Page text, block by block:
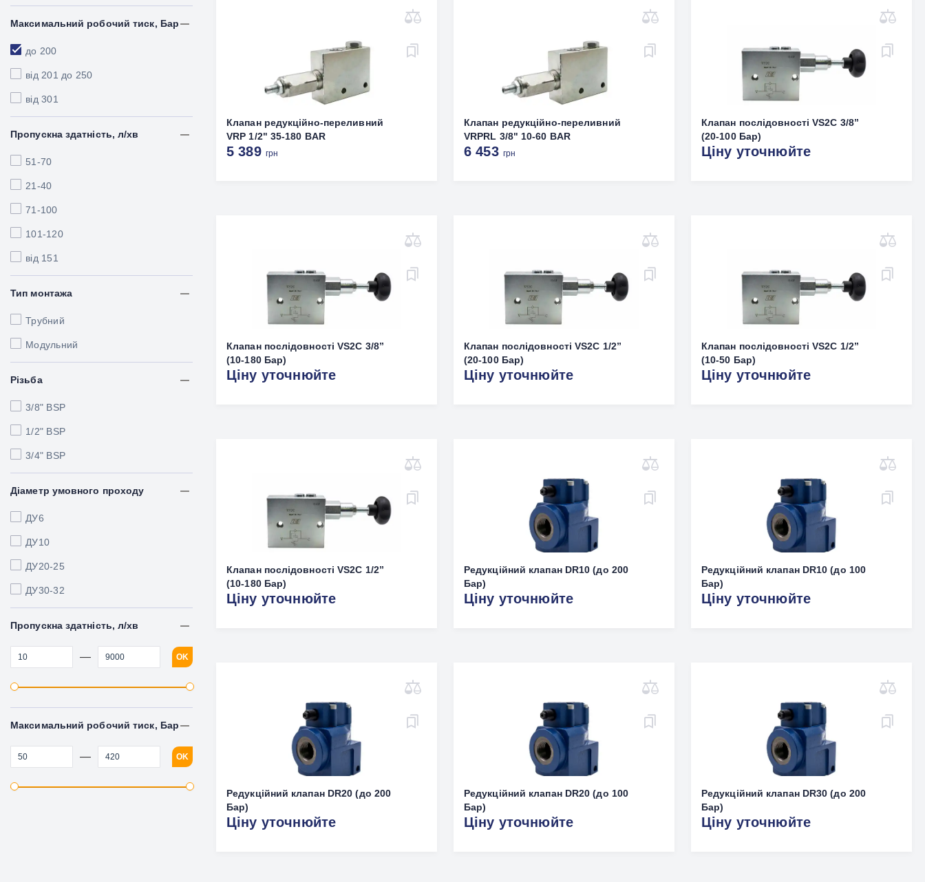
Максимальний робочий тиск, Бар
до 200
від 201 до 250
від 301
Пропускна здатність, л/хв
51-70
21-40
71-100
101-120
від 151
Тип монтажа
Трубний
Модульний
Різьба
3/8" BSP
1/2" BSP
3/4" BSP
Діаметр умовного проходу
ДУ6
ДУ10
ДУ20-25
ДУ30-32
Пропускна здатність, л/хв
— OK
Максимальний робочий тиск, Бар
— OK
Клапан редукційно-переливний
VRP 1/2" 35-180 BAR
5 389 грн
Клапан редукційно-переливний
VRPRL 3/8" 10-60 BAR
6 453 грн
Клапан послідовності VS2C 3/8”
(20-100 Бар)
Ціну уточнюйте
Клапан послідовності VS2C 3/8”
(10-180 Бар)
Ціну уточнюйте
Клапан послідовності VS2C 1/2”
(20-100 Бар)
Ціну уточнюйте
Клапан послідовності VS2C 1/2”
(10-50 Бар)
Ціну уточнюйте
Клапан послідовності VS2C 1/2”
(10-180 Бар)
Ціну уточнюйте
Редукційний клапан DR10 (до 200
Бар)
Ціну уточнюйте
Редукційний клапан DR10 (до 100
Бар)
Ціну уточнюйте
Редукційний клапан DR20 (до 200
Бар)
Ціну уточнюйте
Редукційний клапан DR20 (до 100
Бар)
Ціну уточнюйте
Редукційний клапан DR30 (до 200
Бар)
Ціну уточнюйте